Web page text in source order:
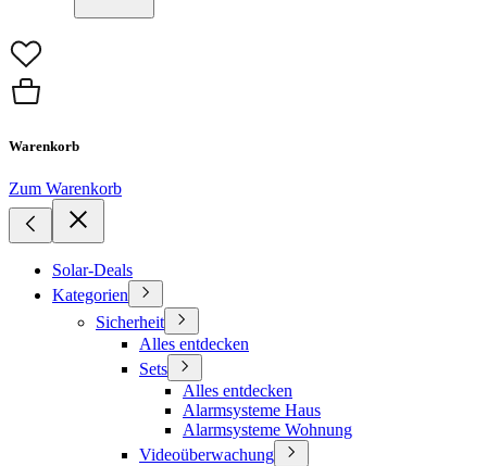
Warenkorb
Zum Warenkorb
Solar-Deals
Kategorien
Sicherheit
Alles entdecken
Sets
Alles entdecken
Alarmsysteme Haus
Alarmsysteme Wohnung
Videoüberwachung